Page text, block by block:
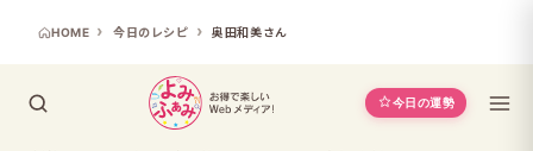
HOME 今日のレシピ 奥田和美さん
今日の運勢